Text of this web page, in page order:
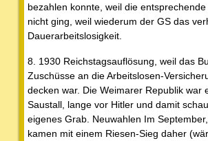
bezahlen konnte, weil die
nicht ging, weil wiederum der GS das
Dauerarbeitslosigkeit.
8. 1930 Reichstagsauflösung, weil das
Zuschüsse an die Arbeitslosen-
decken war. Die Weimarer Republik war
Saustall, lange vor Hitler und damit
eigenes Grab. Neuwahlen Im
kamen mit einem Riesen-Sieg daher